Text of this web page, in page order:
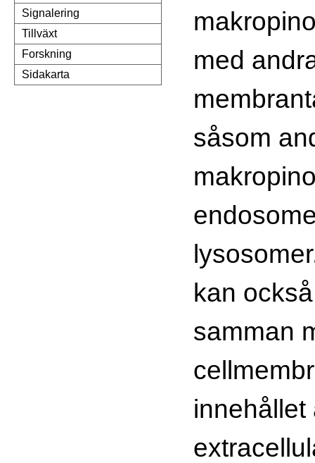
Signalering
Tillväxt
Forskning
Sidakarta
med
såsom
kan
samman
innehållet